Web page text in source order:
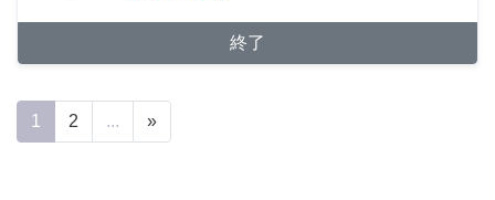
終了
1 2 ... »